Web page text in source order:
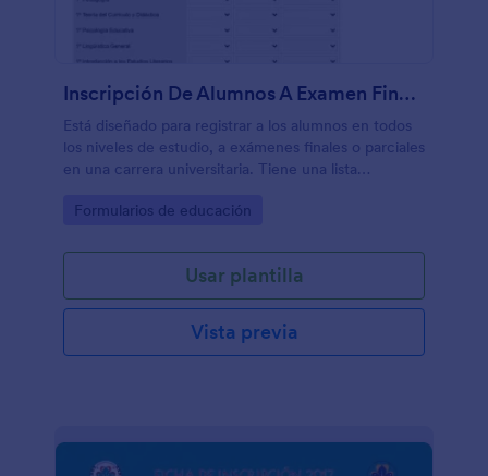
Inscripción De Alumnos A Examen Final Carrera De Lengua Y Literatura
Está diseñado para registrar a los alumnos en todos
los niveles de estudio, a exámenes finales o parciales
en una carrera universitaria. Tiene una lista
carrera, agrupadas por año.
Go to Category:
Formularios de educación
Usar plantilla
Vista previa